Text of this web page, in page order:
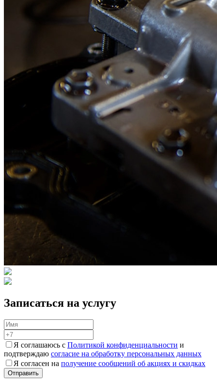
Записаться на услугу
Я соглашаюсь с Политикой конфиденциальности и
подтверждаю согласие на обработку персональных данных
Я согласен на получение сообщений об акциях и скидках